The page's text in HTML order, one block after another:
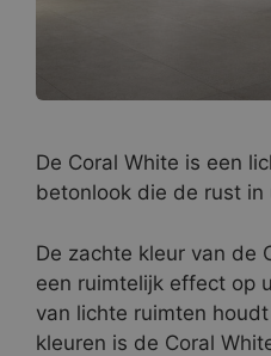
De Coral White is een
betonlook die de rust
De zachte kleur van de
een ruimtelijk effect op
van lichte ruimten
kleuren is de Coral